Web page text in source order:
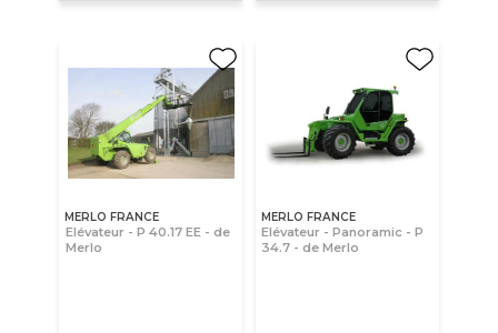
MERLO FRANCE
Elévateur - P 40.17 EE - de
Merlo
MERLO FRANCE
Elévateur - Panoramic - P
34.7 - de Merlo